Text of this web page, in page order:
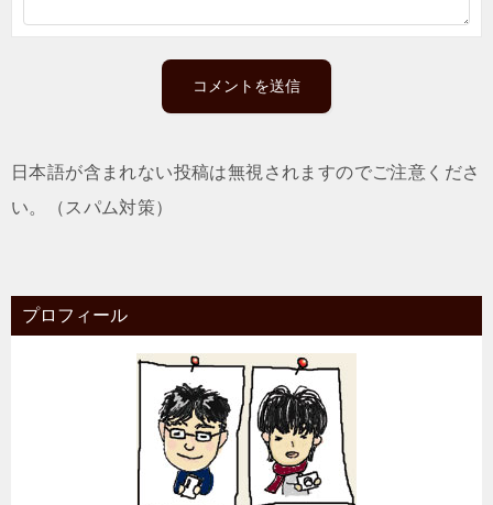
日本語が含まれない投稿は無視されますのでご注意くださ
い。（スパム対策）
プロフィール